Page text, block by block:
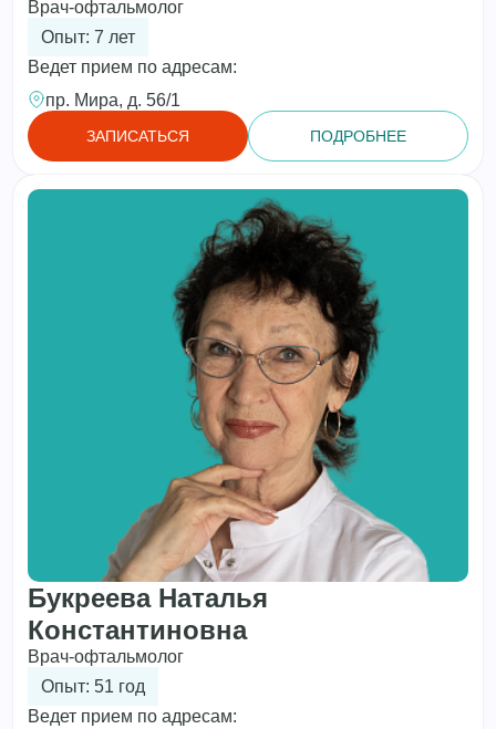
Врач-офтальмолог
Опыт: 7 лет
Ведет прием по адресам:
пр. Мира, д. 56/1
ЗАПИСАТЬСЯ ПОДРОБНЕЕ
Букреева Наталья
Константиновна
Врач-офтальмолог
Опыт: 51 год
Ведет прием по адресам: